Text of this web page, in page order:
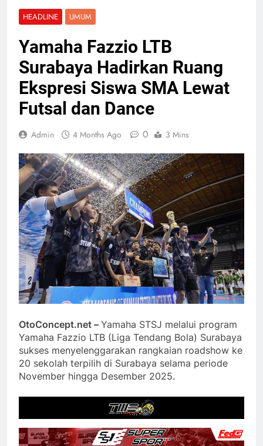
HEADLINE UMUM
Yamaha Fazzio LTB
Surabaya Hadirkan Ruang
Ekspresi Siswa SMA Lewat
Futsal dan Dance
Admin 4 Months Ago 0 3 Mins
OtoConcept.net – Yamaha STSJ melalui program
Yamaha Fazzio LTB (Liga Tendang Bola) Surabaya
sukses menyelenggarakan rangkaian roadshow ke
20 sekolah terpilih di Surabaya selama periode
November hingga Desember 2025.